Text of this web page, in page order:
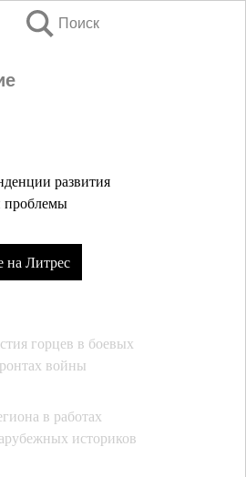
Поиск
развития
проблемы
на Литрес
горцев в боевых
войны
в работах
историков